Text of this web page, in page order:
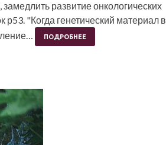
развитие онкологических
"Когда генетический материал в
ПОДРОБНЕЕ